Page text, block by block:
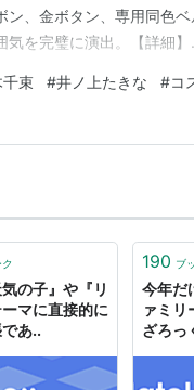
、金ボタン、専用同色
を完璧に演出。【詳細】
ース、ミントグリーンリ
束 #井ノ上たきな #コ
の子』や『リ
マに直接的に
あ..
190 ブ
今年だ
ァミ
ざろっ